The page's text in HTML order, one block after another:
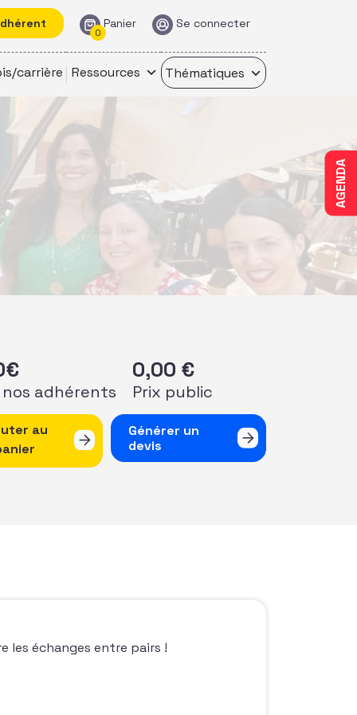
Panier
0
Se connecter
carrière Ressources Thématiques
AGENDA
€
adhérents
0,00 €
Prix public
AFFterwork à Bordeaux !
au
Générer un
devis
les échanges entre pairs !